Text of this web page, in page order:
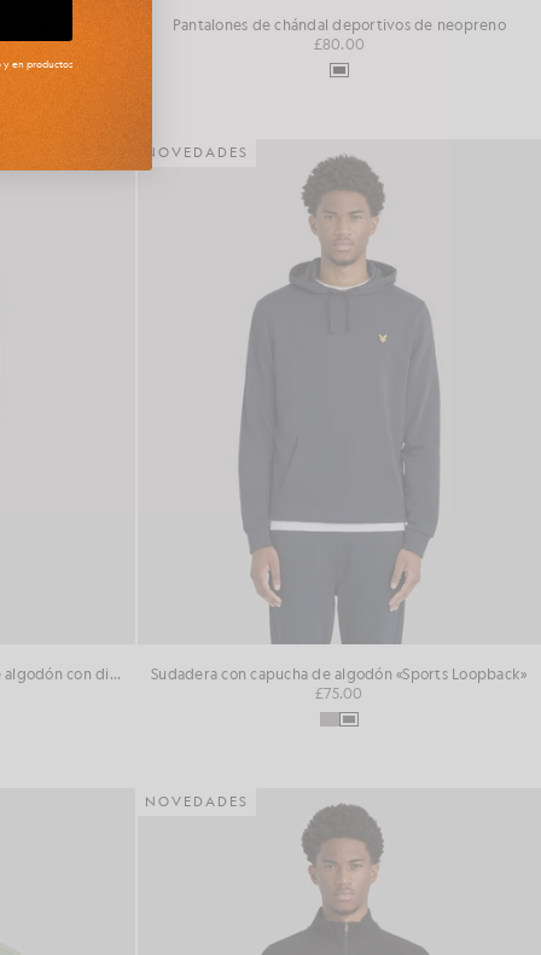
Pantalones de chándal deportivos de neopreno
£80.00
Pantalones de chándal deportivos de algodón con diseño «loopback»
NOVEDADES
Sudadera con capucha de algodón «Sports Loopback»
£75.00
NOVEDADES
y en productos